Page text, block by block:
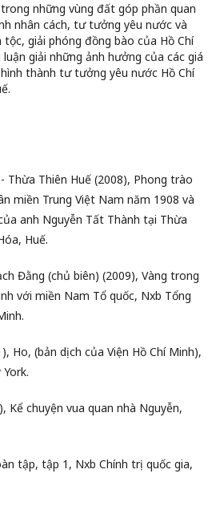
những vùng đất góp phần quan
nhân cách, tư tưởng yêu nước và
tộc, giải phóng đồng bào của Hồ Chí
giải những ảnh hưởng của các giá
thành tư tưởng yêu nước Hồ Chí
Thừa Thiên Huế (2008), Phong trào
miền Trung Việt Nam năm 1908 và
anh Nguyễn Tất Thành tại Thừa
Huế.
Đằng (chủ biên) (2009), Vàng trong
với miền Nam Tổ quốc, Nxb Tổng
Ho, (bản dịch của Viện Hồ Chí Minh),
Kể chuyện vua quan nhà Nguyễn,
tập, tập 1, Nxb Chính trị quốc gia,